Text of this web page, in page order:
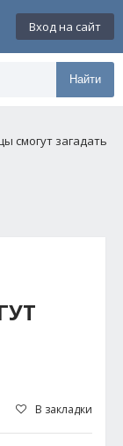
Вход на сайт
Найти
смогут загадать
В закладки